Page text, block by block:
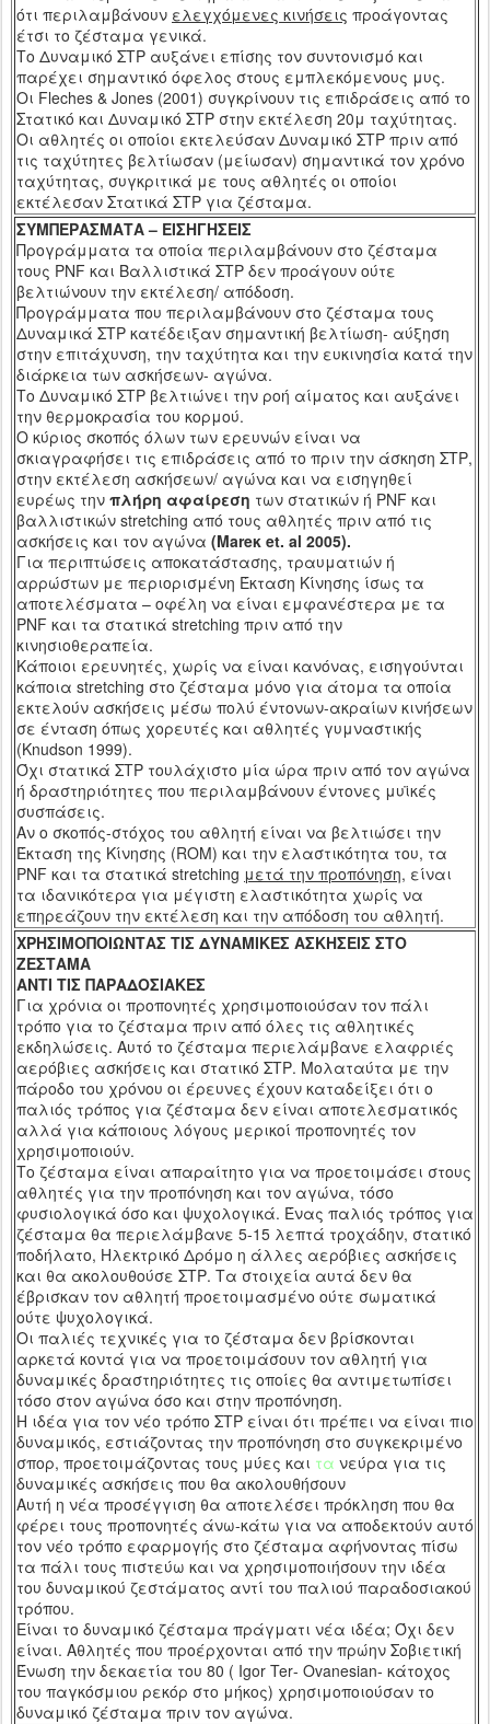
ότι περιλαμβάνουν ελεγχόμενες κινήσεις προάγοντας
έτσι το ζέσταμα γενικά.
Το Δυναμικό ΣΤΡ αυξάνει επίσης τον συντονισμό και
παρέχει σημαντικό όφελος στους εμπλεκόμενους μυς.
Οι Fleches & Jones (2001) συγκρίνουν τις επιδράσεις από το
Στατικό και Δυναμικό ΣΤΡ στην εκτέλεση 20μ ταχύτητας.
Οι αθλητές οι οποίοι εκτελεύσαν Δυναμικό ΣΤΡ πριν από
τις ταχύτητες βελτίωσαν (μείωσαν) σημαντικά τον χρόνο
ταχύτητας, συγκριτικά με τους αθλητές οι οποίοι
εκτέλεσαν Στατικά ΣΤΡ για ζέσταμα.
ΣΥΜΠΕΡΑΣΜΑΤΑ – ΕΙΣΗΓΗΣΕΙΣ
Προγράμματα τα οποία περιλαμβάνουν στο ζέσταμα
τους PNF και Βαλλιστικά ΣΤΡ δεν προάγουν ούτε
βελτιώνουν την εκτέλεση/ απόδοση.
Προγράμματα που περιλαμβάνουν στο ζέσταμα τους
Δυναμικά ΣΤΡ κατέδειξαν σημαντική βελτίωση- αύξηση
στην επιτάχυνση, την ταχύτητα και την ευκινησία κατά την
διάρκεια των ασκήσεων- αγώνα.
Το Δυναμικό ΣΤΡ βελτιώνει την ροή αίματος και αυξάνει
την θερμοκρασία του κορμού.
Ο κύριος σκοπός όλων των ερευνών είναι να
σκιαγραφήσει τις επιδράσεις από το πριν την άσκηση ΣΤΡ,
στην εκτέλεση ασκήσεων/ αγώνα και να εισηγηθεί
ευρέως την πλήρη αφαίρεση των στατικών ή PNF και
βαλλιστικών stretching από τους αθλητές πριν από τις
ασκήσεις και τον αγώνα (Mareκ et. al 2005).
Για περιπτώσεις αποκατάστασης, τραυματιών ή
αρρώστων με περιορισμένη Έκταση Κίνησης ίσως τα
αποτελέσματα – οφέλη να είναι εμφανέστερα με τα
PNF και τα στατικά stretching πριν από την
κινησιοθεραπεία.
Κάποιοι ερευνητές, χωρίς να είναι κανόνας, εισηγούνται
κάποια stretching στο ζέσταμα μόνο για άτομα τα οποία
εκτελούν ασκήσεις μέσω πολύ έντονων-ακραίων κινήσεων
σε ένταση όπως χορευτές και αθλητές γυμναστικής
(Knudson 1999).
Όχι στατικά ΣΤΡ τουλάχιστο μία ώρα πριν από τον αγώνα
ή δραστηριότητες που περιλαμβάνουν έντονες μυϊκές
συσπάσεις.
Αν ο σκοπός-στόχος του αθλητή είναι να βελτιώσει την
Έκταση της Κίνησης (ROM) και την ελαστικότητα του, τα
PNF και τα στατικά stretching μετά την προπόνηση, είναι
τα ιδανικότερα για μέγιστη ελαστικότητα χωρίς να
επηρεάζουν την εκτέλεση και την απόδοση του αθλητή.
ΧΡΗΣΙΜΟΠΟΙΩΝΤΑΣ ΤΙΣ ΔΥΝΑΜΙΚΕΣ ΑΣΚΗΣΕΙΣ ΣΤΟ
ΖΕΣΤΑΜΑ
ΑΝΤΙ ΤΙΣ ΠΑΡΑΔΟΣΙΑΚΕΣ
Για χρόνια οι προπονητές χρησιμοποιούσαν τον πάλι
τρόπο για το ζέσταμα πριν από όλες τις αθλητικές
εκδηλώσεις. Αυτό το ζέσταμα περιελάμβανε ελαφριές
αερόβιες ασκήσεις και στατικό ΣΤΡ. Μολαταύτα με την
πάροδο του χρόνου οι έρευνες έχουν καταδείξει ότι ο
παλιός τρόπος για ζέσταμα δεν είναι αποτελεσματικός
αλλά για κάποιους λόγους μερικοί προπονητές τον
χρησιμοποιούν.
Το ζέσταμα είναι απαραίτητο για να προετοιμάσει στους
αθλητές για την προπόνηση και τον αγώνα, τόσο
φυσιολογικά όσο και ψυχολογικά. Ένας παλιός τρόπος για
ζέσταμα θα περιελάμβανε 5-15 λεπτά τροχάδην, στατικό
ποδήλατο, Ηλεκτρικό Δρόμο η άλλες αερόβιες ασκήσεις
και θα ακολουθούσε ΣΤΡ. Τα στοιχεία αυτά δεν θα
έβρισκαν τον αθλητή προετοιμασμένο ούτε σωματικά
ούτε ψυχολογικά.
Οι παλιές τεχνικές για το ζέσταμα δεν βρίσκονται
αρκετά κοντά για να προετοιμάσουν τον αθλητή για
δυναμικές δραστηριότητες τις οποίες θα αντιμετωπίσει
τόσο στον αγώνα όσο και στην προπόνηση.
Η ιδέα για τον νέο τρόπο ΣΤΡ είναι ότι πρέπει να είναι πιο
δυναμικός, εστιάζοντας την προπόνηση στο συγκεκριμένο
σπορ, προετοιμάζοντας τους μύες και τα νεύρα για τις
δυναμικές ασκήσεις που θα ακολουθήσουν
Αυτή η νέα προσέγγιση θα αποτελέσει πρόκληση που θα
φέρει τους προπονητές άνω-κάτω για να αποδεκτούν αυτό
τον νέο τρόπο εφαρμογής στο ζέσταμα αφήνοντας πίσω
τα πάλι τους πιστεύω και να χρησιμοποιήσουν την ιδέα
του δυναμικού ζεστάματος αντί του παλιού παραδοσιακού
τρόπου.
Είναι το δυναμικό ζέσταμα πράγματι νέα ιδέα; Όχι δεν
είναι. Αθλητές που προέρχονται από την πρώην Σοβιετική
Ένωση την δεκαετία του 80 ( Igor Ter- Ovanesian- κάτοχος
του παγκόσμιου ρεκόρ στο μήκος) χρησιμοποιούσαν το
δυναμικό ζέσταμα πριν τον αγώνα.